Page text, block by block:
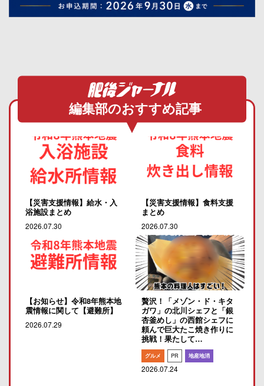
編集部のおすすめ記事
【災害支援情報】給水・入
浴施設まとめ
2026.07.30
【災害支援情報】食料支援
まとめ
2026.07.30
【お知らせ】令和8年熊本地
震情報に関して【避難所】
2026.07.29
贅沢！「メゾン・ド・キタ
ガワ」の北川シェフと「銀
杏釜めし」の西館シェフに
頼んで巨大たこ焼き作りに
挑戦！果たして…
グルメ PR 地産地消
2026.07.24